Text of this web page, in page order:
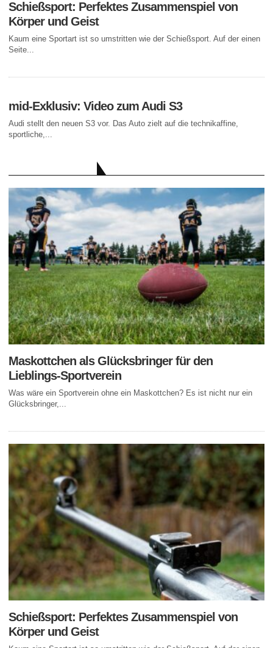
Schießsport: Perfektes Zusammenspiel von
Körper und Geist
Kaum eine Sportart ist so umstritten wie der Schießsport. Auf der einen
Seite...
mid-Exklusiv: Video zum Audi S3
Audi stellt den neuen S3 vor. Das Auto zielt auf die technikaffine,
sportliche,...
Maskottchen als Glücksbringer für den
Lieblings-Sportverein
Was wäre ein Sportverein ohne ein Maskottchen? Es ist nicht nur ein
Glücksbringer,...
Schießsport: Perfektes Zusammenspiel von
Körper und Geist